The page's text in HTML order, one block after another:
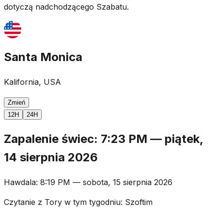
dotyczą nadchodzącego Szabatu.
Santa Monica
Kalifornia, USA
Zmień
12H
24H
Zapalenie świec: 7:23 PM — piątek,
14 sierpnia 2026
Hawdala: 8:19 PM — sobota, 15 sierpnia 2026
Czytanie z Tory w tym tygodniu: Szoftim